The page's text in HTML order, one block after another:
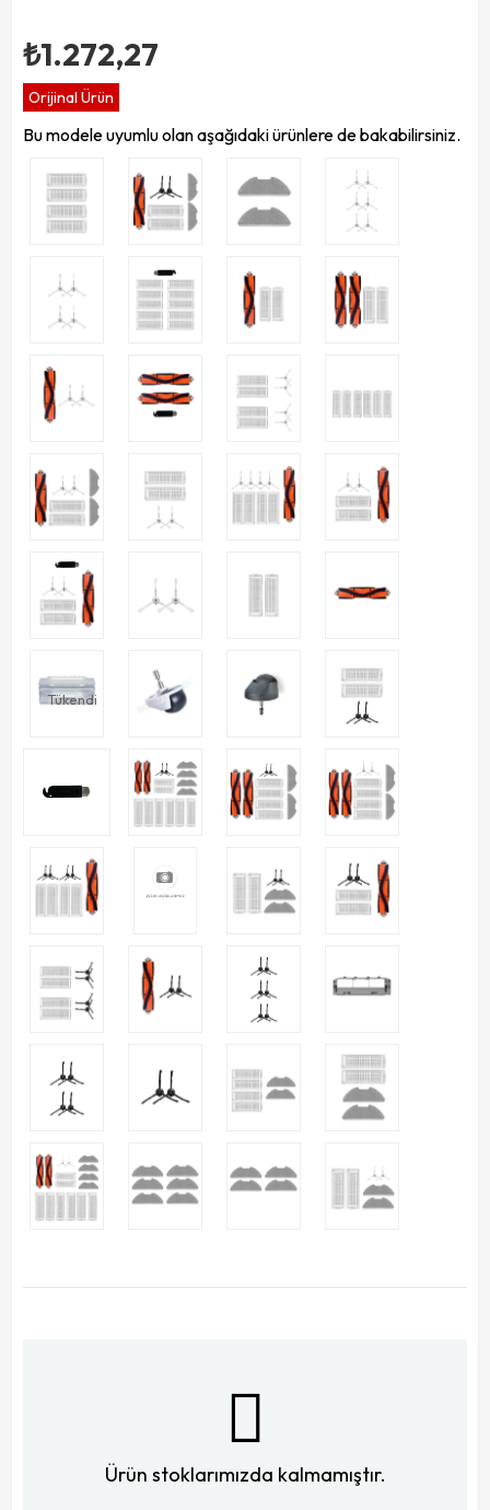
₺1.272,27
Orijinal Ürün
Bu modele uyumlu olan aşağıdaki ürünlere de bakabilirsiniz.
Tükendi
Ürün stoklarımızda kalmamıştır.